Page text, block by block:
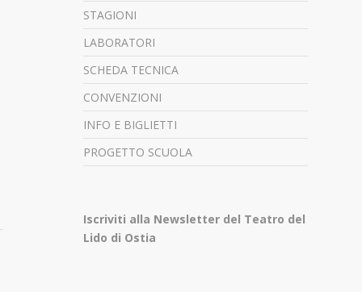
STAGIONI
LABORATORI
SCHEDA TECNICA
CONVENZIONI
INFO E BIGLIETTI
PROGETTO SCUOLA
Iscriviti alla Newsletter del Teatro del
Lido di Ostia